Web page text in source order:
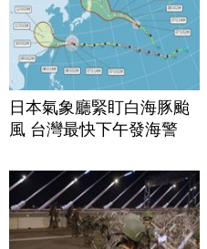
日本氣象廳緊盯白海豚颱
風 台灣最快下午發海警